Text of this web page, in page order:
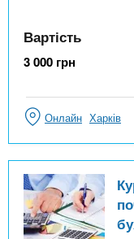
Вартість
3 000 грн
Онлайн Харків